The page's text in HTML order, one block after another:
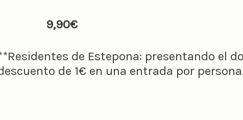
9,90€
de Estepona: presentando el
de 1€ en una entrada por